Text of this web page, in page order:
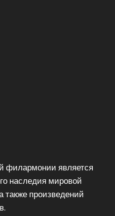
филармонии является
наследия мировой
также произведений